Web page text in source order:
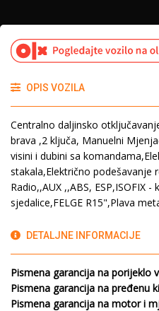
OPIS VOZILA
Centralno daljinsko
brava ,2 ključa, Manuelni
visini i dubini sa
stakala,Električno
Radio,,AUX ,,ABS, ESP,ISOFIX
sjedalice,FELGE R15",Plava
DETALJNE INFORMACIJE
Pismena garancija na porijeklo
Pismena garancija na pređenu
Pismena garancija na motor i